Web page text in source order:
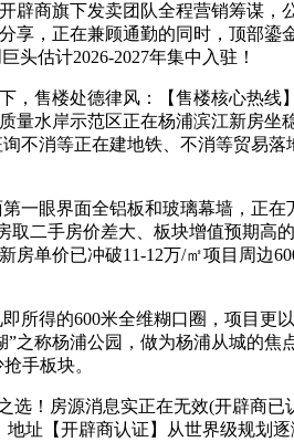
商旗下发卖团队全程营销筹谋
，正在兼顾通勤的同时，顶部鎏
估计2026-2027年集中入驻！
售楼处德律风：【售楼核心热线
水岸示范区正在杨浦滨江新房坐
不消等正在建地铁、不消等贸易
眼界面全铝板和玻璃幕墙，正在
二手房价差大、板块增值预期高
单价已冲破11-12万/㎡项目周边
得的600米全维糊口圈，项目更
”之称杨浦公园，做为杨浦从城的
手板块。
房源消息实正在无效(开辟商已
址【开辟商认证】从世界级规划